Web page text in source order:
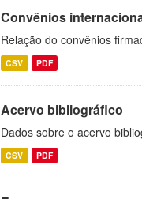
Convênios
Relação do convênios
CSV PDF
Acervo bibliográfico
Dados sobre o acervo
CSV PDF